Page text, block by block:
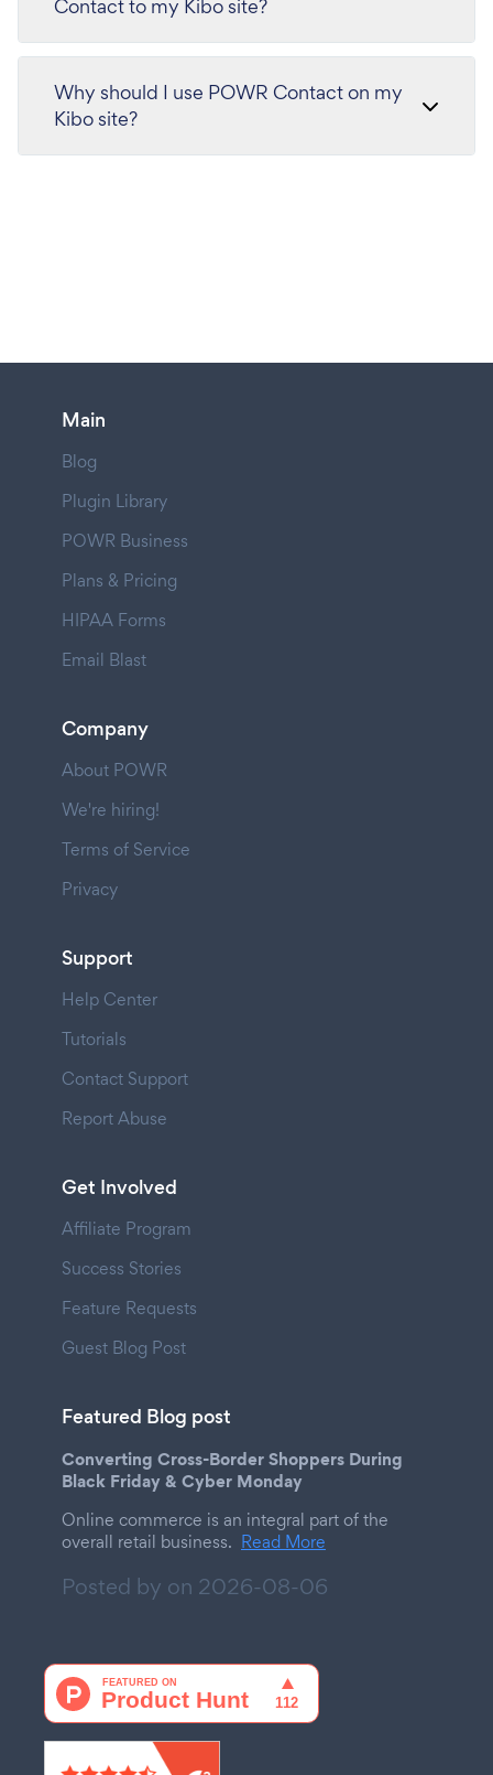
Contact to my Kibo site?
Why should I use POWR Contact on my
Kibo site?
Main
Blog
Plugin Library
POWR Business
Plans & Pricing
HIPAA Forms
Email Blast
Company
About POWR
We're hiring!
Terms of Service
Privacy
Support
Help Center
Tutorials
Contact Support
Report Abuse
Get Involved
Affiliate Program
Success Stories
Feature Requests
Guest Blog Post
Featured Blog post
Converting Cross-Border Shoppers During
Black Friday & Cyber Monday
Online commerce is an integral part of the
overall retail business. Read More
Posted by on 2026-08-06